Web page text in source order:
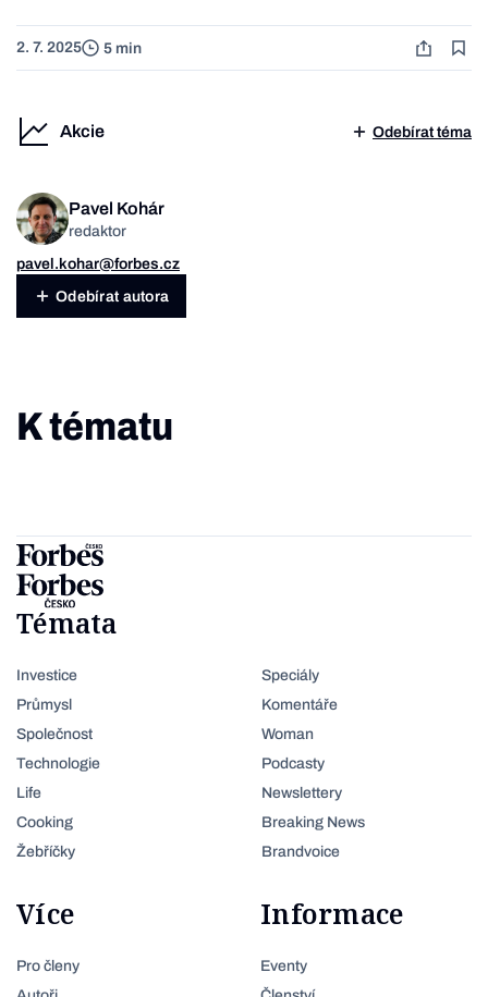
2. 7. 2025 5 min
Akcie Odebírat téma
Pavel Kohár
redaktor
pavel.kohar@forbes.cz
Odebírat autora
K tématu
Témata
Investice
Průmysl
Společnost
Technologie
Life
Cooking
Žebříčky
Speciály
Komentáře
Woman
Podcasty
Newslettery
Breaking News
Brandvoice
Více
Pro členy
Informace
Eventy